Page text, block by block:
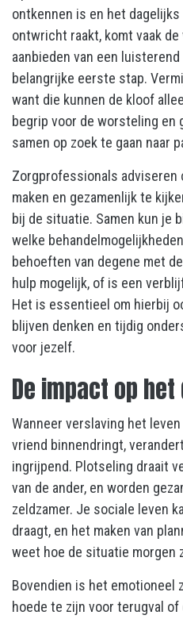
ontkennen is en het
ontwricht raakt, komt vaak de
aanbieden van een
belangrijke eerste stap.
want die kunnen de kloof
begrip voor de worsteling en
samen op zoek te gaan naar
Zorgprofessionals adviseren
maken en gezamenlijk te
bij de situatie. Samen kun je
welke
behoeften van degene met
hulp mogelijk, of is een
Het is essentieel om hierbij
blijven denken en tijdig
voor jezelf.
De impact op
Wanneer verslaving het
vriend binnendringt,
ingrijpend. Plotseling draait
van de ander, en worden
zeldzamer. Je sociale leven
draagt, en het maken van
weet hoe de situatie morgen
Bovendien is het emotioneel
hoede te zijn voor terugval